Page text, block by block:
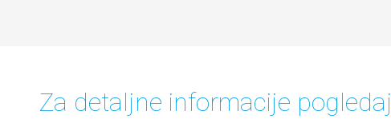
Za detaljne informacije